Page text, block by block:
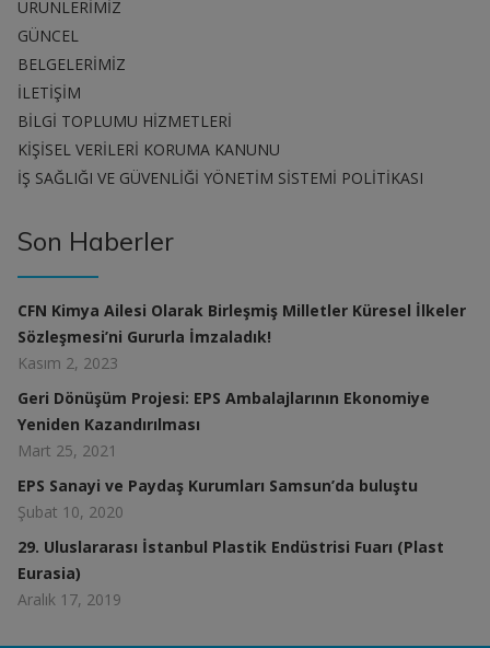
ÜRÜNLERİMİZ
GÜNCEL
BELGELERİMİZ
İLETİŞİM
BİLGİ TOPLUMU HİZMETLERİ
KİŞİSEL VERİLERİ KORUMA KANUNU
İŞ SAĞLIĞI VE GÜVENLİĞİ YÖNETİM SİSTEMİ POLİTİKASI
Son Haberler
CFN Kimya Ailesi Olarak Birleşmiş Milletler Küresel İlkeler
Sözleşmesi’ni Gururla İmzaladık!
Kasım 2, 2023
Geri Dönüşüm Projesi: EPS Ambalajlarının Ekonomiye
Yeniden Kazandırılması
Mart 25, 2021
EPS Sanayi ve Paydaş Kurumları Samsun’da buluştu
Şubat 10, 2020
29. Uluslararası İstanbul Plastik Endüstrisi Fuarı (Plast
Eurasia)
Aralık 17, 2019